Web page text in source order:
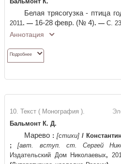
Белая трясогузка - птица
2011. — 16-28 февр. (№ 4). —С.
Аннотация
Подробнее
10. Текст ( Монография ).
Бальмонт К. Д.
Марево : [стихи] /
;
[авт. вступ. ст. Сергей
Издательский Дом Николаевых,